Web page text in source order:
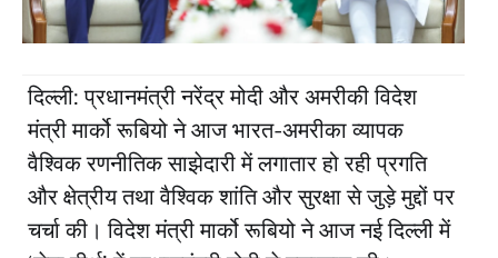
दिल्ली: प्रधानमंत्री नरेंद्र मोदी और अमरीकी विदेश
मंत्री मार्को रूबियो ने आज भारत-अमरीका व्यापक
वैश्विक रणनीतिक साझेदारी में लगातार हो रही प्रगति
और क्षेत्रीय तथा वैश्विक शांति और सुरक्षा से जुड़े मुद्दों पर
चर्चा की। विदेश मंत्री मार्को रूबियो ने आज नई दिल्ली में